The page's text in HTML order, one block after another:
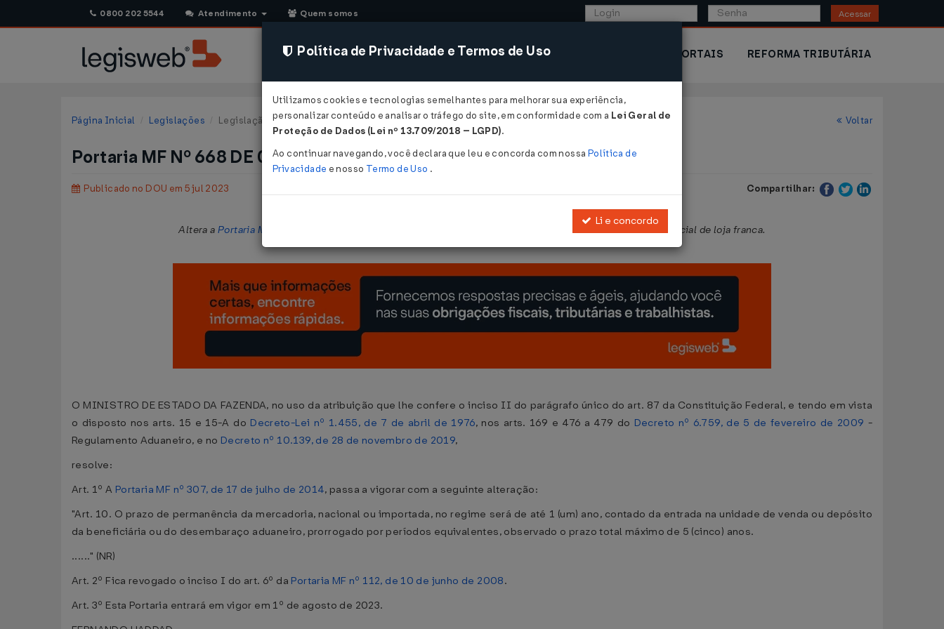
0800 202 5544 Atendimento Quem somos Acessar
CONSULTORIA SISTEMAS COMÉRCIO EXTERIOR PORTAIS REFORMA TRIBUTÁRIA
Página Inicial Legislações Legislação Federal Voltar
Portaria MF Nº 668 DE 04/07/2023
Publicado no DOU em 5 jul 2023 Compartilhar:
Altera a Portaria MF Nº 112/2008 , que dispõem sobre o regime aduaneiro especial de loja franca.
O MINISTRO DE ESTADO DA FAZENDA, no uso da atribuição que lhe confere o inciso II do parágrafo único do art. 87 da Constituição Federal, e tendo em vista
o disposto nos arts. 15 e 15-A do Decreto-Lei nº 1.455, de 7 de abril de 1976, nos arts. 169 e 476 a 479 do Decreto nº 6.759, de 5 de fevereiro de 2009 -
Regulamento Aduaneiro, e no Decreto nº 10.139, de 28 de novembro de 2019,
resolve:
Art. 1º A Portaria MF nº 307, de 17 de julho de 2014, passa a vigorar com a seguinte alteração:
"Art. 10. O prazo de permanência da mercadoria, nacional ou importada, no regime será de até 1 (um) ano, contado da entrada na unidade de venda ou depósito
da beneficiária ou do desembaraço aduaneiro, prorrogado por períodos equivalentes, observado o prazo total máximo de 5 (cinco) anos.
......" (NR)
Art. 2º Fica revogado o inciso I do art. 6º da Portaria MF nº 112, de 10 de junho de 2008.
Art. 3º Esta Portaria entrará em vigor em 1º de agosto de 2023.
Política de Privacidade e Termos de Uso
Utilizamos cookies e tecnologias semelhantes para melhorar sua experiência,
personalizar conteúdo e analisar o tráfego do site, em conformidade com a Lei Geral de
Proteção de Dados (Lei nº 13.709/2018 – LGPD).
Ao continuar navegando, você declara que leu e concorda com nossa Política de
Privacidade e nosso Termo de Uso .
Li e concordo